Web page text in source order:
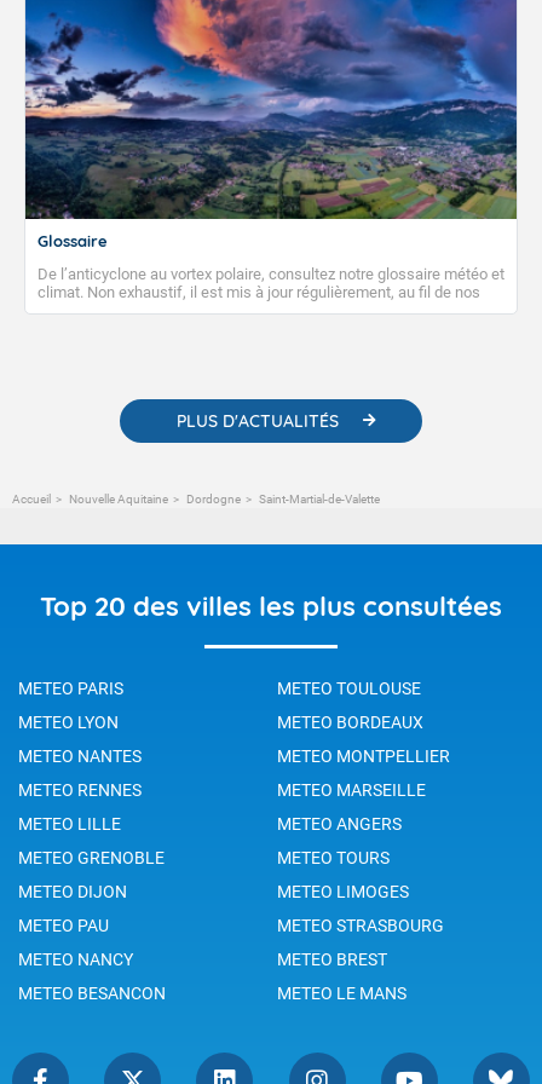
Glossaire
De l’anticyclone au vortex polaire, consultez notre glossaire météo et
climat. Non exhaustif, il est mis à jour régulièrement, au fil de nos
publications. Vous y trouverez également des liens utiles vers nos
PLUS D'ACTUALITÉS
Accueil Nouvelle Aquitaine Dordogne Saint-Martial-de-Valette
Top 20 des villes les plus consultées
METEO PARIS
METEO TOULOUSE
METEO LYON
METEO BORDEAUX
METEO NANTES
METEO MONTPELLIER
METEO RENNES
METEO MARSEILLE
METEO LILLE
METEO ANGERS
METEO GRENOBLE
METEO TOURS
METEO DIJON
METEO LIMOGES
METEO PAU
METEO STRASBOURG
METEO NANCY
METEO BREST
METEO BESANCON
METEO LE MANS